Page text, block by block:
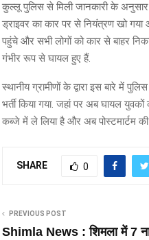
कुल्लू पुलिस से मिली जानकारी के
ड्राइवर का कार पर से नियंत्रण खो गया
पहुंचे और सभी लोगों को कार से बाहर
गंभीर रूप से घायल हुए हैं.
स्थानीय ग्रामीणों के द्वारा इस बारे में
भर्ती किया गया. जहां पर अब घायल
कब्जे में ले लिया है और अब पोस्टमार्टम
SHARE 0
PREVIOUS POST
Shimla News : शिमला में 7